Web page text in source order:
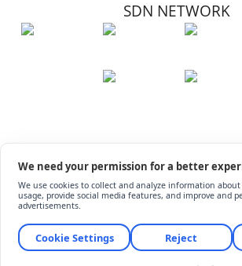
SDN NETWORK
© ShiftDelete.Net